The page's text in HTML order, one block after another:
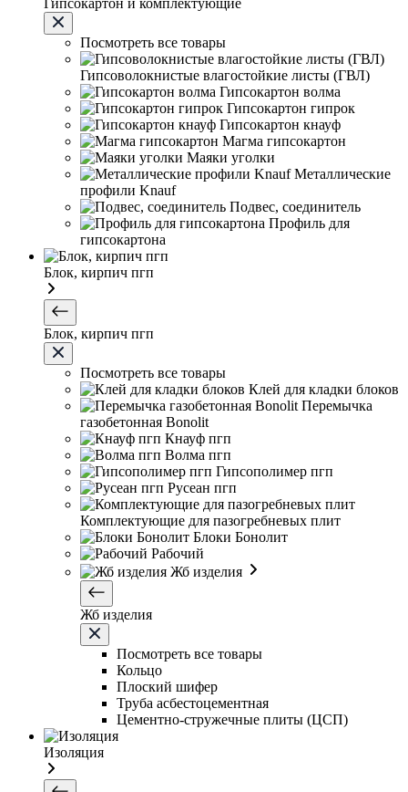
Гипсокартон и комплектующие
Посмотреть все товары
Гипсоволокнистые влагостойкие листы (ГВЛ)
Гипсокартон волма
Гипсокартон гипрок
Гипсокартон кнауф
Магма гипсокартон
Маяки уголки
Металлические
профили Knauf
Подвес, соединитель
Профиль для
гипсокартона
Блок, кирпич пгп
Блок, кирпич пгп
Посмотреть все товары
Клей для кладки блоков
Перемычка
газобетонная Bonolit
Кнауф пгп
Волма пгп
Гипсополимер пгп
Русеан пгп
Комплектующие для пазогребневых плит
Блоки Бонолит
Рабочий
Жб изделия
Жб изделия
Посмотреть все товары
Кольцо
Плоский шифер
Труба асбестоцементная
Цементно-стружечные плиты (ЦСП)
Изоляция